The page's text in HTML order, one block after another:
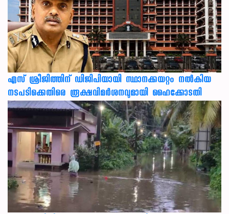
എസ് ശ്രീജിത്തിന് ഡിജിപിയായി സ്ഥാനക്കയറ്റം നൽകിയ
നടപടിക്കെതിരെ രൂക്ഷവിമർശനവുമായി ഹൈക്കോടതി